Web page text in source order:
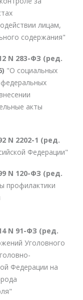
лицам,
содержания"
N 283-ФЗ (ред.
"О социальных
акты
N 2202-1 (ред.
Федерации"
N 120-ФЗ (ред.
профилактики
N 91-ФЗ (ред.
Уголовного
Федерации на